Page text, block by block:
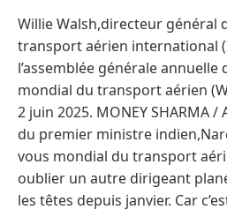
Willie Walsh,directeur général
transport aérien international
l’assemblée générale annuelle
mondial du transport aérien
2 juin 2025. MONEY SHARMA /
du premier ministre
vous mondial du transport
oublier un autre dirigeant
les têtes depuis janvier. Car